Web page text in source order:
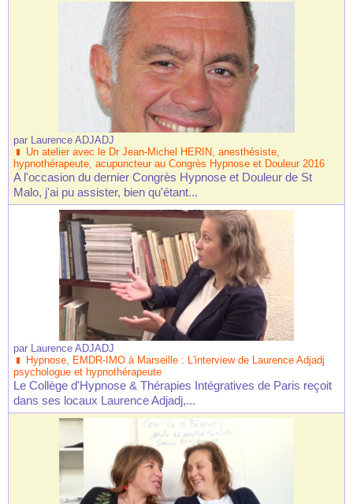
par Laurence ADJADJ
Un atelier avec le Dr Jean-Michel HERIN, anesthésiste,
hypnothérapeute, acupuncteur au Congrès Hypnose et Douleur 2016
A l'occasion du dernier Congrès Hypnose et Douleur de St
Malo, j'ai pu assister, bien qu'étant...
par Laurence ADJADJ
Hypnose, EMDR-IMO à Marseille : L'interview de Laurence Adjadj
psychologue et hypnothérapeute
Le Collège d'Hypnose & Thérapies Intégratives de Paris reçoit
dans ses locaux Laurence Adjadj,...